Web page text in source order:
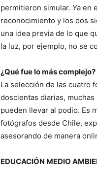
permitieron simular. Ya en
reconocimiento y los dos
una idea previa de lo que
la luz, por ejemplo, no se
¿Qué fue lo más complejo?
La selección de las cuatro
doscientas diarias,
pueden llevar al podio. Es
fotógrafos desde Chile,
asesorando de manera
EDUCACIÓN MEDIO